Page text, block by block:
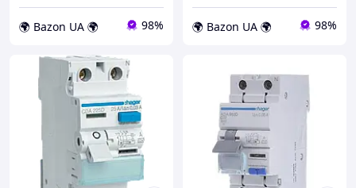
🌍 Bazon UA 🌍 98% 🌍 Bazon UA 🌍 98%